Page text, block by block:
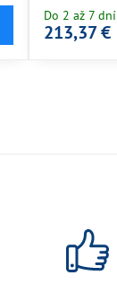
Do 2 až 7 dní
213,37 €